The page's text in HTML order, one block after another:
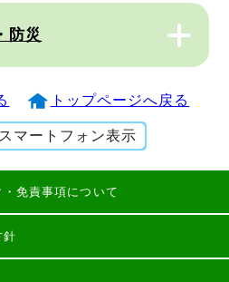
防災
トップページへ戻る
スマートフォン表示
免責事項について
針